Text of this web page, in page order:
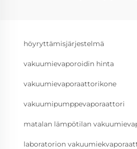
höyryttämisjärjestelmä
vakuumievaporoidin hinta
vakuumievaporaattorikone
vakuumipumppevaporaattori
matalan lämpötilan
laboratorion